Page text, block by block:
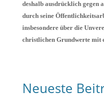
deshalb ausdrücklich gegen
durch seine
insbesondere über die
christlichen Grundwerte mit
Neueste